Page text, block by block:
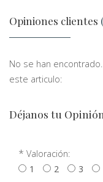
Opiniones clientes
No se han
este articulo:
Déjanos tu
* Valoración:
1
2 3